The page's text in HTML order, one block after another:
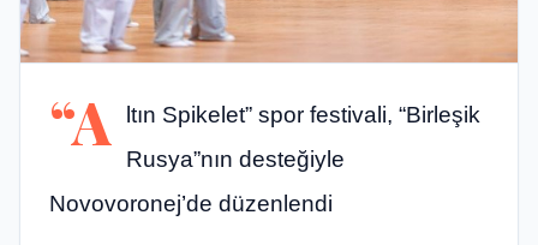
“A
ltın Spikelet” spor festivali, “Birleşik
Rusya”nın desteğiyle
Novovoronej’de düzenlendi